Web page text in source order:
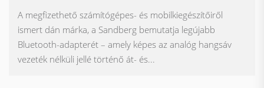
A megfizethető számítógépes- és mobilkiegészítőiről
ismert dán márka, a Sandberg bemutatja legújabb
Bluetooth-adapterét – amely képes az analóg hangsáv
vezeték nélküli jellé történő át- és...